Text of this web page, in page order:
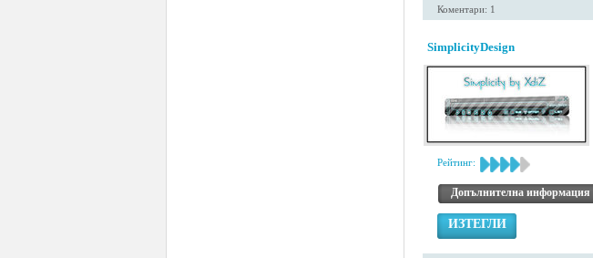
Коментари: 1
SimplicityDesign
Рейтинг:
Допълнителна информация
ИЗТЕГЛИ